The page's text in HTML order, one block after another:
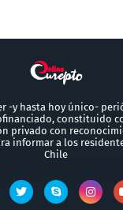
-y hasta hoy único-
constituido
privado con
informar a los
Chile